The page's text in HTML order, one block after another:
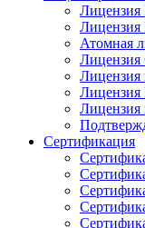
Лицензия
Атомная
Лицензия
Лицензия
Сертификация